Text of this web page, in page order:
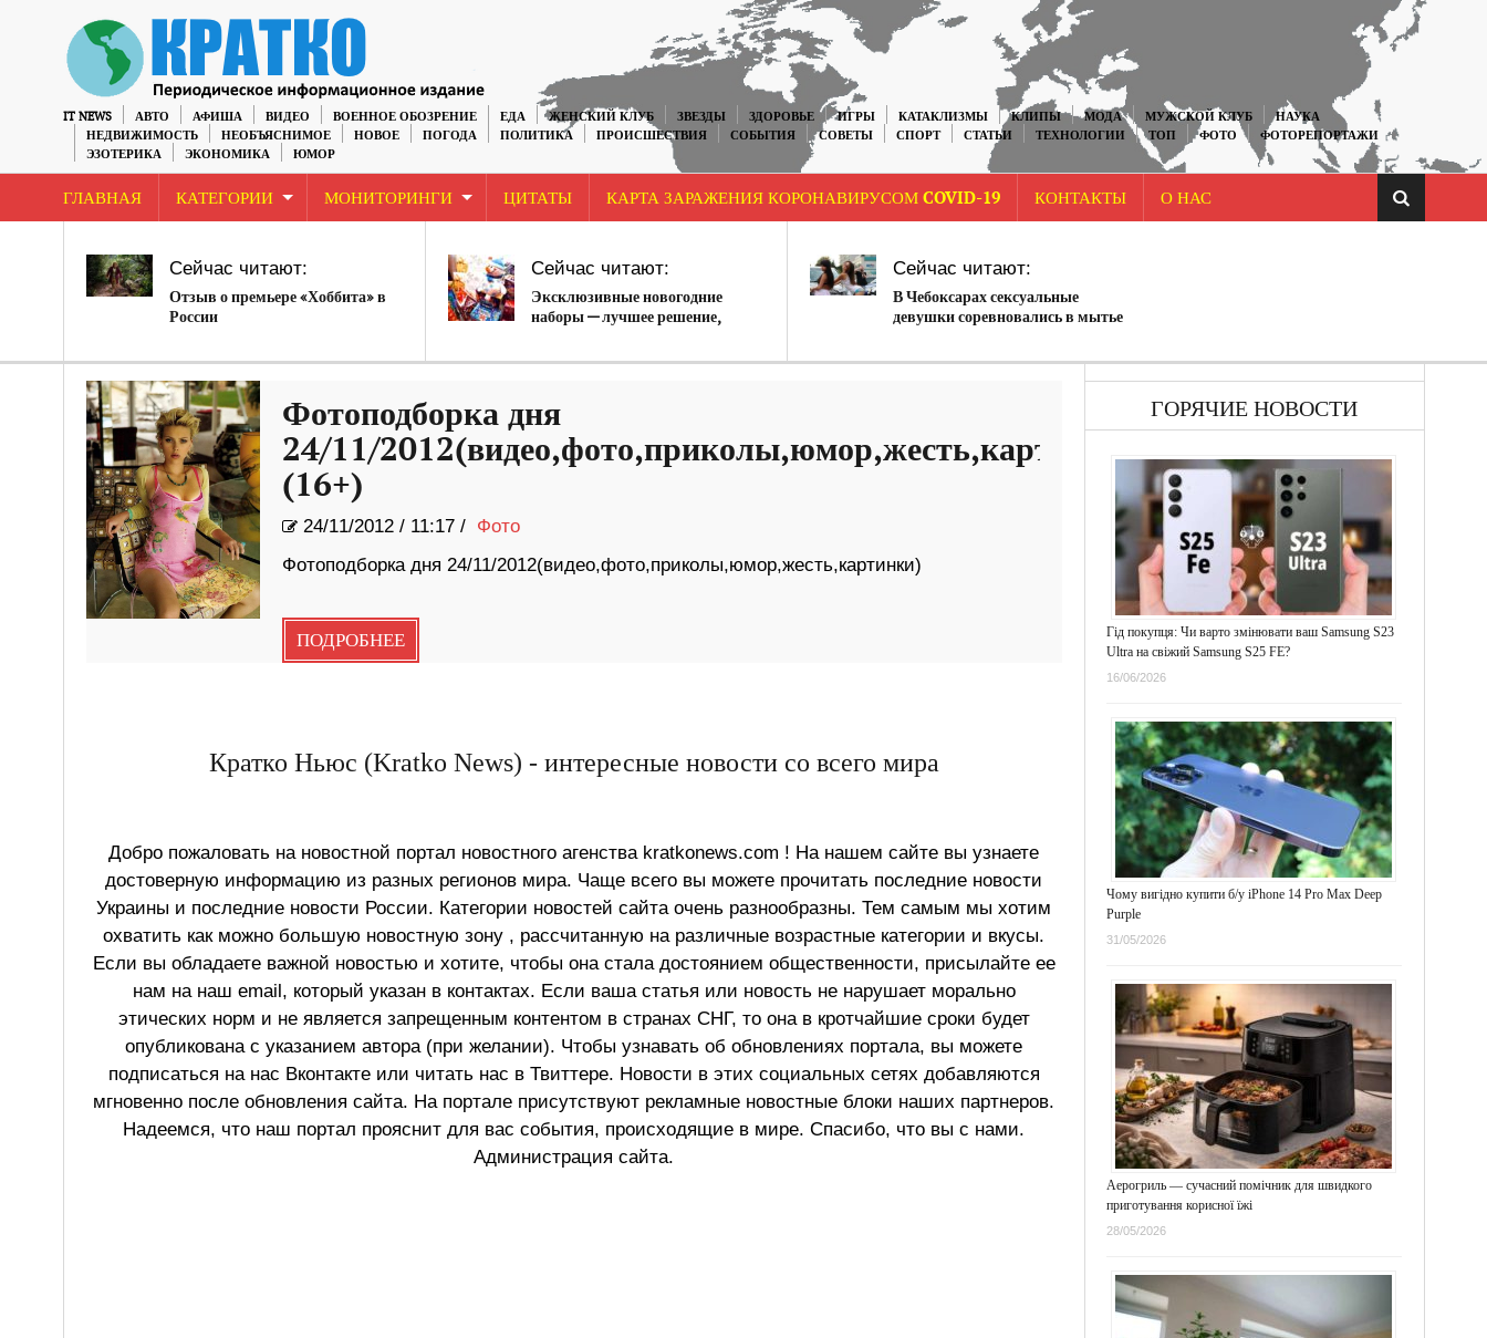
IT NEWS АВТО АФИША ВИДЕО ВОЕННОЕ ОБОЗРЕНИЕ ЕДА ЖЕНСКИЙ КЛУБ ЗВЕЗДЫ ЗДОРОВЬЕ ИГРЫ КАТАКЛИЗМЫ КЛИПЫ МОДА МУЖСКОЙ КЛУБ
НАУКА
НЕДВИЖИМОСТЬ
НЕОБЪЯСНИМОЕ НОВОЕ ПОГОДА ПОЛИТИКА ПРОИСШЕСТВИЯ СОБЫТИЯ СОВЕТЫ СПОРТ СТАТЬИ ТЕХНОЛОГИИ ТОП ФОТО
ФОТОРЕПОРТАЖИ
ЭЗОТЕРИКА
ЭКОНОМИКА ЮМОР
ГЛАВНАЯ КАТЕГОРИИ МОНИТОРИНГИ ЦИТАТЫ КАРТА ЗАРАЖЕНИЯ КОРОНАВИРУСОМ COVID-19 КОНТАКТЫ О НАС
Сейчас читают:
Отзыв о премьере «Хоббита» в
России
Сейчас читают:
Эксклюзивные новогодние
наборы — лучшее решение,
Сейчас читают:
В Чебоксарах сексуальные
девушки соревновались в мытье
Фотоподборка дня
24/11/2012(видео,фото,приколы,юмор,жесть,картинки)
(16+)
24/11/2012/ 11:17 / Фото
Фотоподборка дня 24/11/2012(видео,фото,приколы,юмор,жесть,картинки)
ПОДРОБНЕЕ
Кратко Ньюс (Kratko News) - интересные новости со всего мира
Добро пожаловать на новостной портал новостного агенства kratkonews.com ! На нашем сайте вы узнаете
достоверную информацию из разных регионов мира. Чаще всего вы можете прочитать последние новости
Украины и последние новости России. Категории новостей сайта очень разнообразны. Тем самым мы хотим
охватить как можно большую новостную зону , рассчитанную на различные возрастные категории и вкусы.
Если вы обладаете важной новостью и хотите, чтобы она стала достоянием общественности, присылайте ее
нам на наш email, который указан в контактах. Если ваша статья или новость не нарушает морально
этических норм и не является запрещенным контентом в странах СНГ, то она в кротчайшие сроки будет
опубликована с указанием автора (при желании). Чтобы узнавать об обновлениях портала, вы можете
подписаться на нас Вконтакте или читать нас в Твиттере. Новости в этих социальных сетях добавляются
мгновенно после обновления сайта. На портале присутствуют рекламные новостные блоки наших партнеров.
Надеемся, что наш портал прояснит для вас события, происходящие в мире. Спасибо, что вы с нами.
Администрация сайта.
ГОРЯЧИЕ НОВОСТИ
Гід покупця: Чи варто змінювати ваш Samsung S23
Ultra на свіжий Samsung S25 FE?
16/06/2026
Чому вигідно купити б/у iPhone 14 Pro Max Deep
Purple
31/05/2026
Аерогриль — сучасний помічник для швидкого
приготування корисної їжі
28/05/2026